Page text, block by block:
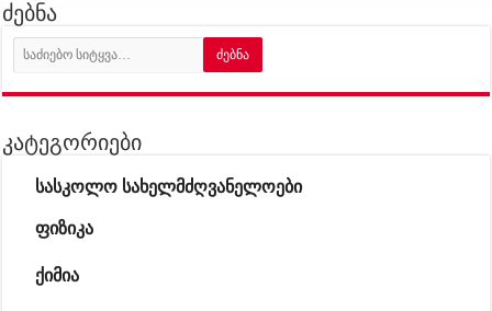
ძებნა
კატეგორიები
სასკოლო სახელმძღვანელოები
ფიზიკა
ქიმია